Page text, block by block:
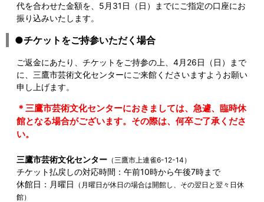
代を合わせた金額を、5月31日（日）までにご指定の口座にお
振り込みいたします。
●チケットをご持参いただく場合
ご返金にあたり、チケットをご持参の上、4月26日（日）まで
に、三鷹市芸術文化センターにご来館くださいますようお願い
申し上げます。
＊三鷹市芸術文化センターにおきましては、急遽、臨時休
館となる場合がございます。その際は、何卒ご了承くださ
い。
三鷹市芸術文化センター （三鷹市上連雀6-12-14）
チケット払戻しの対応時間：午前10時から午後7時まで
休館日：月曜日 （月曜日が休日の場合は開館し、その翌日と翌々日休
館）